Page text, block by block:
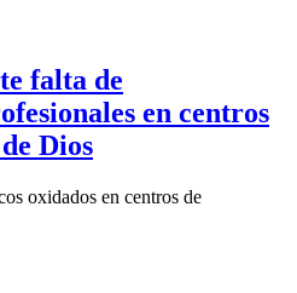
falta de
en centros
Dios
oxidados en centros de